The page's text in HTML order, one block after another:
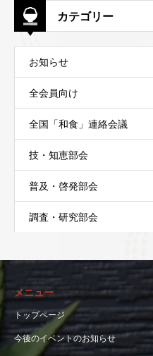
カテゴリー
お知らせ
全会員向け
全国「和食」連絡会議
技・知恵部会
普及・啓発部会
調査・研究部会
メニュー
トップページ
今後のイベントのお知らせ